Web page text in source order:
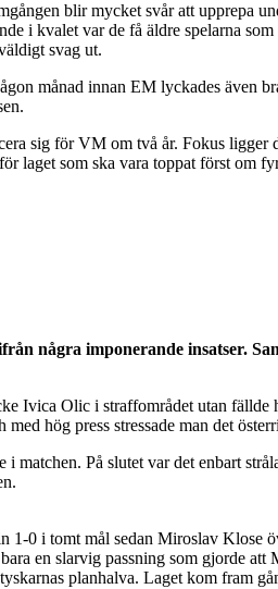
blir mycket svår att upprepa
i kvalet var de få äldre spelarna
svag ut.
månad innan EM lyckades även
sig för VM om två år. Fokus
laget som ska vara toppat först om
några imponerande insatser.
Ivica Olic i straffområdet utan
hög press stressade man det
På slutet var det enbart
0 i tomt mål sedan Miroslav
en slarvig passning som gjorde
planhalva. Laget kom fram